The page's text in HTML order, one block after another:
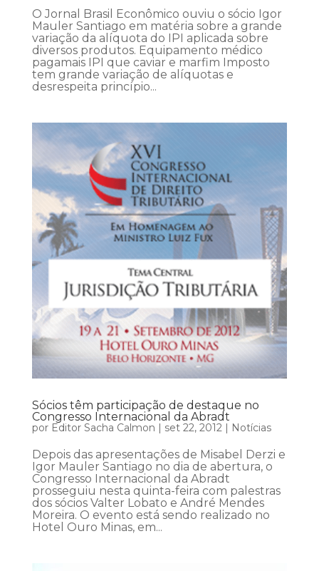
O Jornal Brasil Econômico ouviu o sócio Igor
Mauler Santiago em matéria sobre a grande
variação da alíquota do IPI aplicada sobre
diversos produtos. Equipamento médico
pagamais IPI que caviar e marfim Imposto
tem grande variação de alíquotas e
desrespeita princípio...
Sócios têm participação de destaque no
Congresso Internacional da Abradt
por Editor Sacha Calmon | set 22, 2012| Notícias
Depois das apresentações de Misabel Derzi e
Igor Mauler Santiago no dia de abertura, o
Congresso Internacional da Abradt
prosseguiu nesta quinta-feira com palestras
dos sócios Valter Lobato e André Mendes
Moreira. O evento está sendo realizado no
Hotel Ouro Minas, em...